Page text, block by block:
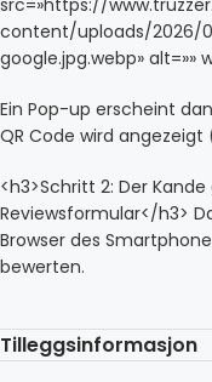
src=»https://
content/uploads/
google.jpg.webp» alt=»»
Ein Pop-up erscheint
QR Code wird
<h3>Schritt 2: Der
Reviewsformular</h3>
Browser des
bewerten.
Tilleggsinformasjon